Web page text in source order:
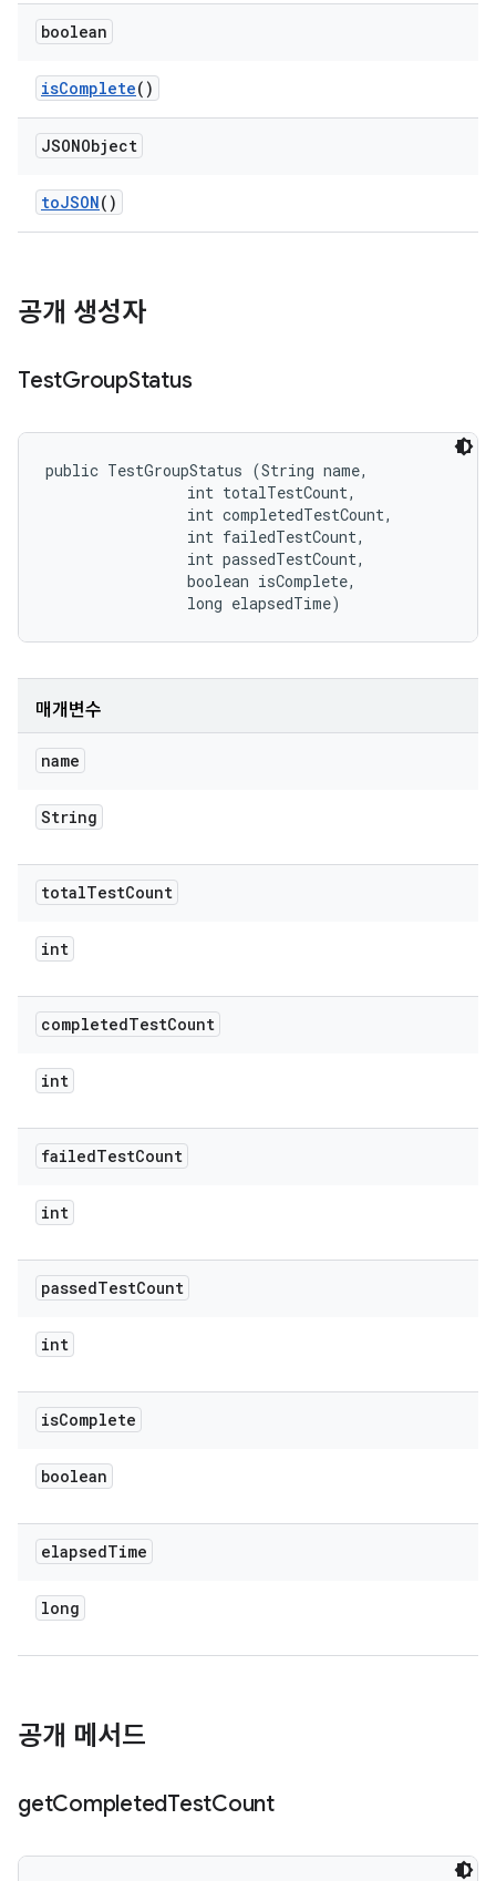
boolean
isComplete()
JSONObject
toJSON()
공개 생성자
TestGroupStatus
public TestGroupStatus (String name,
                int totalTestCount,
                int completedTestCount,
                int failedTestCount,
                int passedTestCount,
                boolean isComplete,
                long elapsedTime)
매개변수
name
String
totalTestCount
int
completedTestCount
int
failedTestCount
int
passedTestCount
int
isComplete
boolean
elapsedTime
long
공개 메서드
getCompletedTestCount